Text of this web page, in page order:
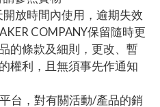
放時間內使用，逾期失效
COMPANY保留隨時更
的條款及細則，更改、暫
權利，且無須事先作通知
台，對有關活動/產品的銷